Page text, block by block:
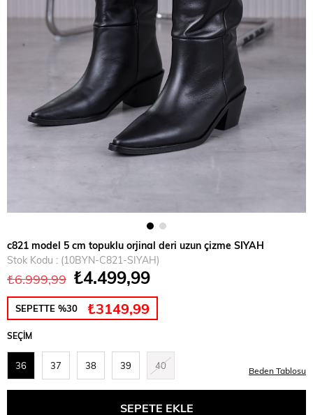
c821 model 5 cm topuklu orjinal deri uzun çizme SIYAH
Stok Kodu
(10BYN-C821-SIYAH)
₺6.999,99 ₺4.499,99
SEPETTE %30 ₺3149,99
SEÇIM
36 37 38 39 40 Beden Tablosu